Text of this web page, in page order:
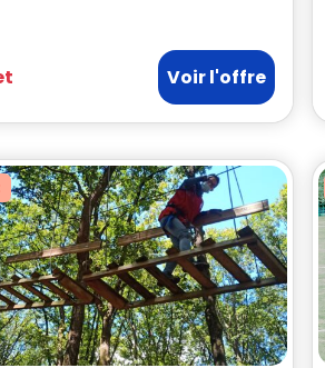
Voir l'offre